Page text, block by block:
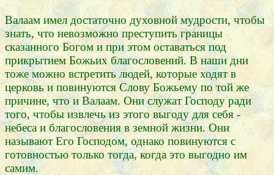
Валаам имел достаточно духовной мудрости, чтобы
знать, что невозможно преступить границы
сказанного Богом и при этом оставаться под
прикрытием Божьих благословений. В наши дни
тоже можно встретить людей, которые ходят в
церковь и повинуются Слову Божьему по той же
причине, что и Валаам. Они служат Господу ради
того, чтобы извлечь из этого выгоду для себя -
небеса и благословения в земной жизни. Они
называют Его Господом, однако повинуются с
готовностью только тогда, когда это выгодно им
самим.